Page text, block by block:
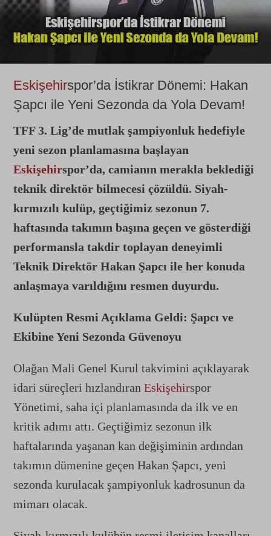
Eskişehirspor’da İstikrar Dönemi: Hakan
Şapcı ile Yeni Sezonda da Yola Devam!
TFF 3. Lig’de mutlak şampiyonluk hedefiyle
yeni sezon planlamasına başlayan
Eskişehirspor’da, camianın merakla beklediği
teknik direktör bilmecesi çözüldü. Siyah-
kırmızılı kulüp, geçtiğimiz sezonun 7.
haftasında takımın başına geçen ve gösterdiği
performansla takdir toplayan deneyimli
Teknik Direktör Hakan Şapcı ile her konuda
anlaşmaya varıldığını resmen duyurdu.
Kulüpten Resmi Açıklama Geldi: Şapcı ve
Ekibine Yeni Sezonda Güvenoyu
Olağan Mali Genel Kurul takvimini açıklayarak
idari süreçleri hızlandıran Eskişehirspor
Yönetimi, saha içi planlamasında da ilk ve en
kritik adımı attı. Geçtiğimiz sezonun ilk
haftalarında yaşanan kan değişiminin ardından
takımın dümenine geçen Hakan Şapcı, yeni
sezonda kurulacak şampiyonluk kadrosunun da
mimarı olacak.